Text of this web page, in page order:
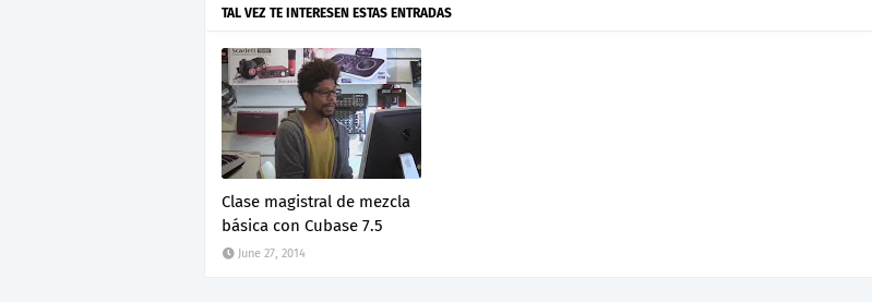
TAL VEZ TE INTERESEN ESTAS ENTRADAS
Clase magistral de mezcla
básica con Cubase 7.5
June 27, 2014